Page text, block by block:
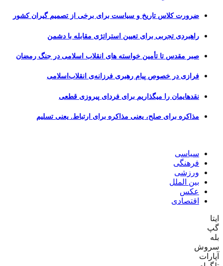
ضرورت کلاس تاریخ و سیاست برای برخی از تصمیم گیران کشور
راهبردی تجربی برای تعیین استراتژی مقابله با دشمن
صبر مقدس تا تأمین خواسته های انقلاب اسلامی در جنگ رمضان
فرازی در خصوص پیام رهبری فرزانه‌ی انقلاب‌اسلامی
نقدهایمان را میگذاریم برای فردای پیروزی قطعی
مذاکره برای صلح، یعنی مذاکره برای ارتباط. یعنی تسلیم
سیاسی
فرهنگی
ورزشی
بین الملل
عکس
اقتصادی
ایتا
گپ
بله
سروش
آپارات